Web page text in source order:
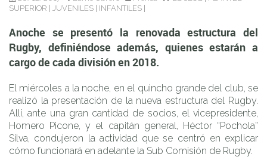
SUPERIOR
JUVENILES INFANTILES
Anoche se presentó la renovada estructura del
Rugby, definiéndose además, quienes estarán a
cargo de cada división en 2018.
El miércoles a la noche, en el quincho grande del club, se
realizó la presentación de la nueva estructura del Rugby.
Allí, ante una gran cantidad de socios, el vicepresidente,
Homero Picone, y el capitán general, Héctor “Pochola”
Silva, condujeron la actividad que se centró en explicar
cómo funcionará en adelante la Sub Comisión de Rugby.